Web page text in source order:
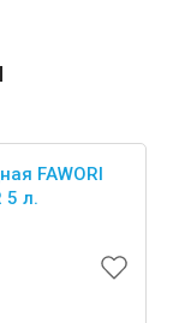
FAWORI
5 л.